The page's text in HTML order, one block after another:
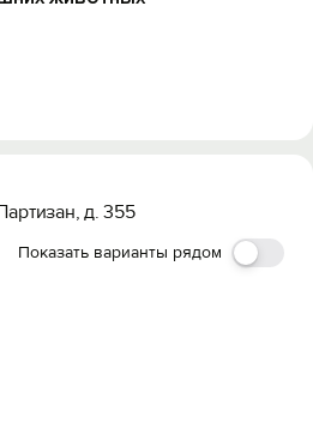
д. 355
Показать варианты рядом